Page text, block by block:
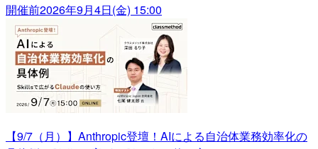
開催前2026年9月4日(金) 15:00
【9/7（月）】Anthropic登壇！AIによる自治体業務効率化の